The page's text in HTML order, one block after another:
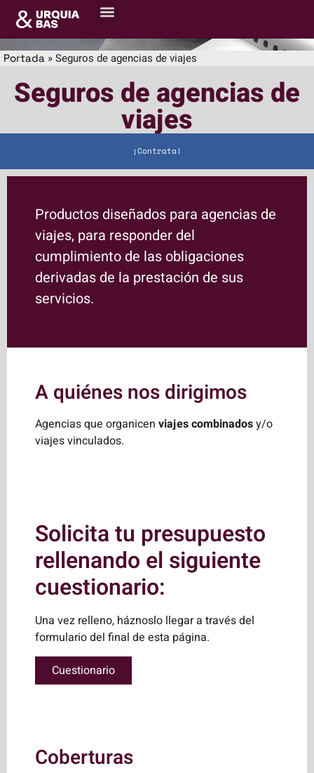
Portada »Seguros de agencias de viajes
Seguros de agencias de
viajes
¡Contrata!
Productos diseñados para agencias de
viajes, para responder del
cumplimiento de las obligaciones
derivadas de la prestación de sus
servicios.
A quiénes nos dirigimos
Agencias que organicen viajes combinadosy/o
viajes vinculados.
Solicita tu presupuesto
rellenando el siguiente
cuestionario:
Una vez relleno, háznoslo llegar a través del
formulario del final de esta página.
Cuestionario
Coberturas